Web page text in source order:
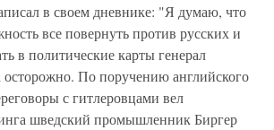
в своем дневнике: "Я думаю, что
все повернуть против русских и
в политические карты генерал
осторожно. По поручению английского
с гитлеровцами вел
шведский промышленник Биргер